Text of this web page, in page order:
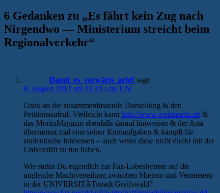
6 Gedanken zu „Es fährt kein Zug nach
Nirgendwo — Ministerium streicht beim
Regionalverkehr“
Damit_es_vorwärts_geht! sagt:
8. August 2012 um 11:20 a.m. Uhr
Dank an die zusammenfassende Darstellung & den
Petitionsaufruf. Vielleicht kann http://www.webmoritz.de &
das MoritzMagazin ebenfalls darauf hinweisen & der Asta
übernimmt mal eine seiner Kernaufgaben & kämpft für
studentische Interessen – auch wenn diese nicht direkt mit der
Universität zu tun haben.
Wie stehst Du eigentlich zur Faz-Lobeshymne auf die
ungleiche Machtverteilung zwischen Mietern und Vermietern
in der UNIVERSITÄTsstadt Greifswald?